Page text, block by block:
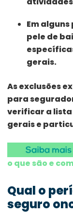
Em
pele de
gerais.
As exclusões
para
verificar a lista
gerais e
o que são e
Qual o
seguro